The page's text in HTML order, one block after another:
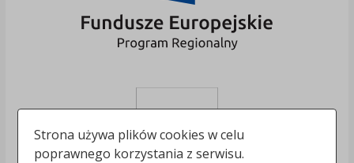
Strona używa plików cookies w celu
poprawnego korzystania z serwisu.